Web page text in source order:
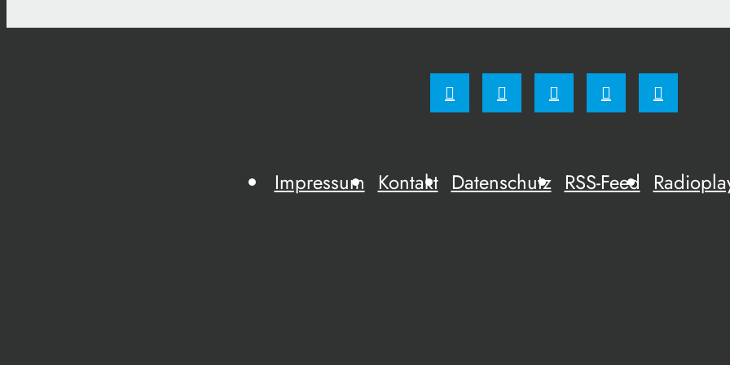
Impressum Kontakt Datenschutz RSS-Feed